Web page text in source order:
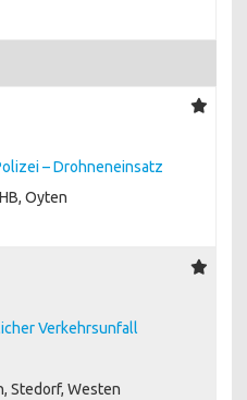
– Drohneneinsatz
Oyten
Verkehrsunfall
Stedorf, Westen